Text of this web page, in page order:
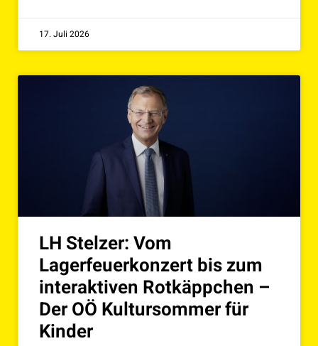
17. Juli 2026
LH Stelzer: Vom
Lagerfeuerkonzert bis zum
interaktiven Rotkäppchen –
Der OÖ Kultursommer für
Kinder